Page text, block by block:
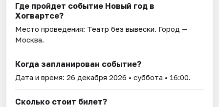
Где пройдет событие Новый год в
Хогвартсе?
Место проведения: Театр без вывески. Город —
Москва.
Когда запланирован событие?
Дата и время:26 декабря 2026 • суббота • 16:00.
Сколько стоит билет?